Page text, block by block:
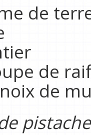
de
de
de